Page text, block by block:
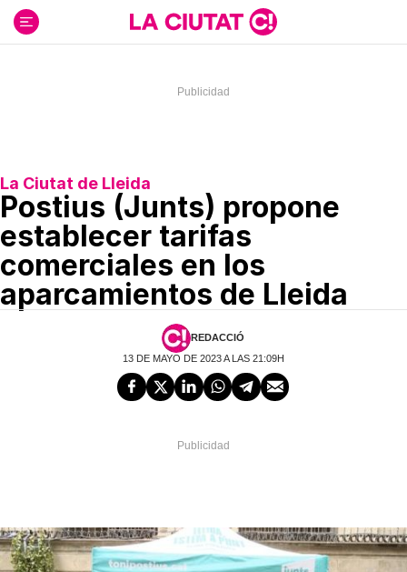
contenido
La Ciutat de Lleida
Postius (Junts) propone
establecer tarifas
comerciales en los
aparcamientos de Lleida
REDACCIÓ
13 DE MAYO DE 2023 A LAS 21:09H